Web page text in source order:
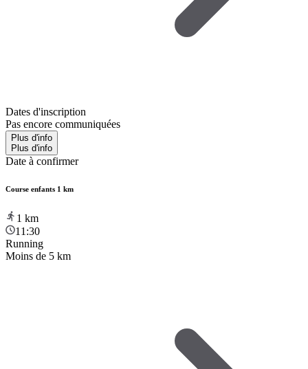
Dates d'inscription
Pas encore communiquées
Plus d'info
Plus d'info
Date à confirmer
Course enfants 1 km
1 km
11:30
Running
Moins de 5 km